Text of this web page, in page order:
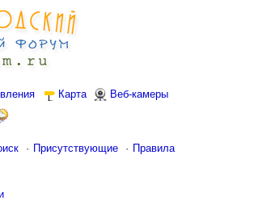
Карта
Веб-камеры
Присутствующие
Правила